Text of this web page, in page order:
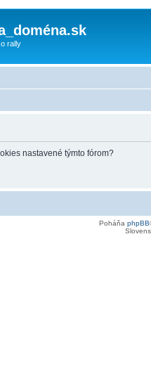
rally
nastavené týmto fórom?
Poháňa phpBB